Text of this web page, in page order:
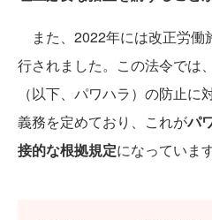
また、2022年には改正労働
行されました。この法令では
（以下、パワハラ）の防止
義務を定めており、これがパ
接的な根拠規定になっています